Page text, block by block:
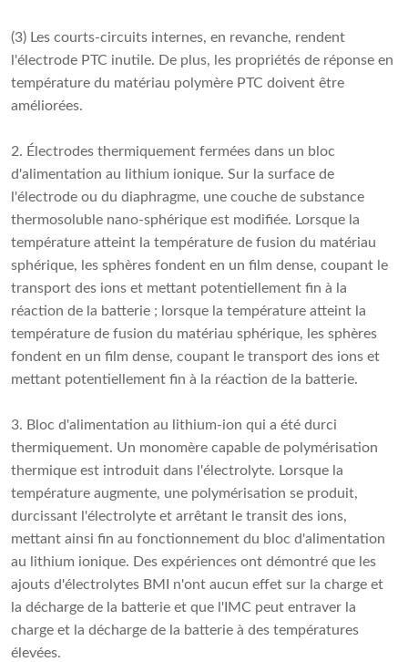
(3) Les courts-circuits internes, en revanche, rendent
l'électrode PTC inutile. De plus, les propriétés de réponse en
température du matériau polymère PTC doivent être
améliorées.
2. Électrodes thermiquement fermées dans un bloc
d'alimentation au lithium ionique. Sur la surface de
l'électrode ou du diaphragme, une couche de substance
thermosoluble nano-sphérique est modifiée. Lorsque la
température atteint la température de fusion du matériau
sphérique, les sphères fondent en un film dense, coupant le
transport des ions et mettant potentiellement fin à la
réaction de la batterie ; lorsque la température atteint la
température de fusion du matériau sphérique, les sphères
fondent en un film dense, coupant le transport des ions et
mettant potentiellement fin à la réaction de la batterie.
3. Bloc d'alimentation au lithium-ion qui a été durci
thermiquement. Un monomère capable de polymérisation
thermique est introduit dans l'électrolyte. Lorsque la
température augmente, une polymérisation se produit,
durcissant l'électrolyte et arrêtant le transit des ions,
mettant ainsi fin au fonctionnement du bloc d'alimentation
au lithium ionique. Des expériences ont démontré que les
ajouts d'électrolytes BMI n'ont aucun effet sur la charge et
la décharge de la batterie et que l'IMC peut entraver la
charge et la décharge de la batterie à des températures
élevées.